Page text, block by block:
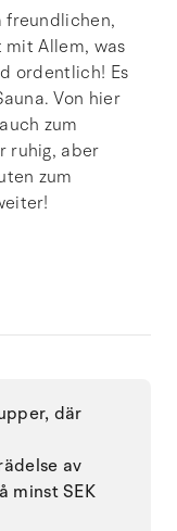
freundlichen,
mit Allem, was
ordentlich! Es
Von hier
zum
ruhig, aber
zum
där
av
minst SEK